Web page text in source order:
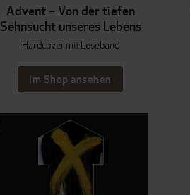
Advent – Von der tiefen
Sehnsucht unseres Lebens
Hardcover mit Leseband
Im Shop ansehen